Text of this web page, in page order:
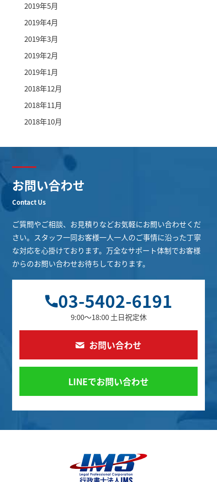
2019年5月
2019年4月
2019年3月
2019年2月
2019年1月
2018年12月
2018年11月
2018年10月
お問い合わせ
Contact Us
ご質問やご相談、お見積りなどお気軽にお問い合わせくだ
さい。 スタッフ一同お客様一人一人のご事情に沿った丁寧
な対応を心掛けております。 万全なサポート体制でお客様
からのお問い合わせお待ちしております。
03-5402-6191
9:00～18:00 土日祝定休
お問い合わせ
LINEでお問い合わせ